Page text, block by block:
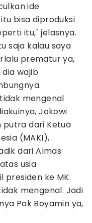
ide
bisa diproduksi
itu," jelasnya.
saja kalau saya
prematur ya,
wajib
mengenal
Jokowi
putra dari Ketua
(MAKI),
dari Almas
usia
presiden ke MK.
mengenal. Jadi
Pak Boyamin ya,